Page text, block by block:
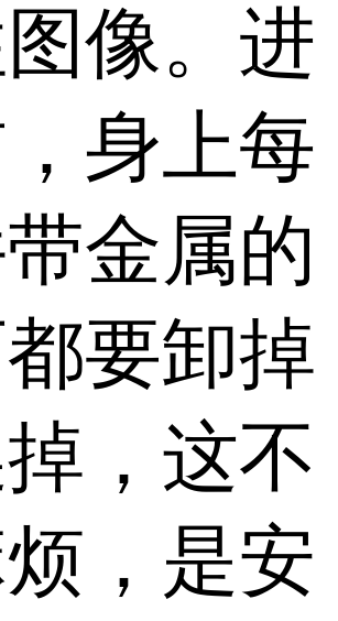
像。进
身上每
金属的
要卸掉
，这不
，是安